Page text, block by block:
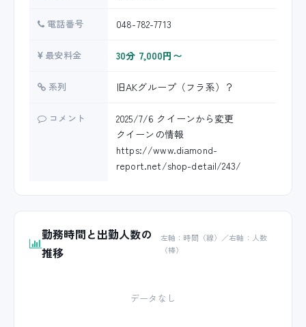
電話番号 048-782-7713
最安料金 30分 7,000円〜
系列 旧AKグループ（フラ系）？
コメント
2025/7/6 クイーンから変更
クイーンの情報
https://www.diamond-
report.net/shop-detail/243/
勤務時間と出勤人数の
推移
左軸：時間（線）／右軸：人数
（棒）
データなし